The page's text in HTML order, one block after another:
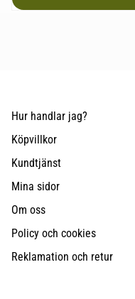
Hur handlar jag?
Köpvillkor
Kundtjänst
Mina sidor
Om oss
Policy och cookies
Reklamation och retur